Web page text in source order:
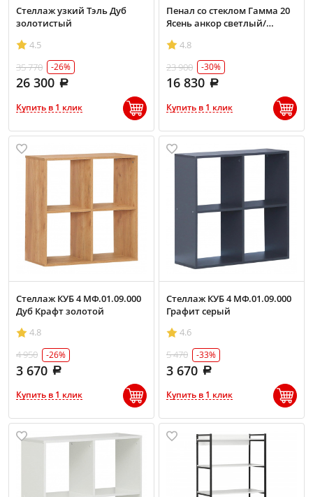
Стеллаж узкий Тэль Дуб
золотистый
4.5
35 770
-26%
26 300
Купить в 1 клик
Пенал со стеклом Гамма 20
Ясень анкор светлый/
4.8
23 900
-30%
16 830
Купить в 1 клик
Стеллаж КУБ 4 МФ.01.09.000
Дуб Крафт золотой
4.8
4 950
-26%
3 670
Купить в 1 клик
Стеллаж КУБ 4 МФ.01.09.000
Графит серый
4.6
5 470
-33%
3 670
Купить в 1 клик